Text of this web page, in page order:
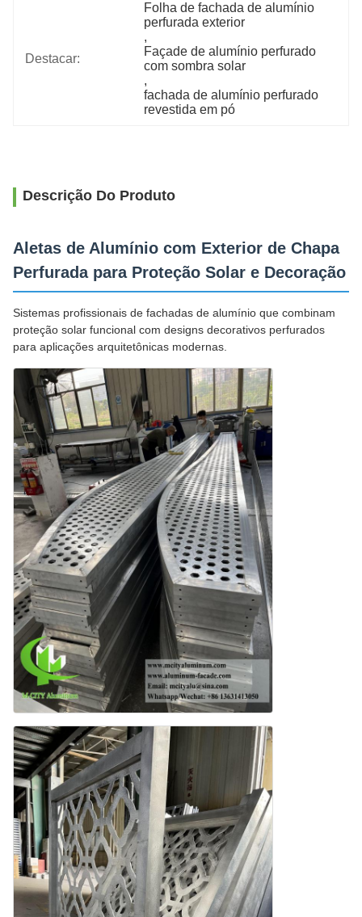
Destacar:
Folha de fachada de alumínio
perfurada exterior
,
Façade de alumínio perfurado
com sombra solar
,
fachada de alumínio perfurado
revestida em pó
Descrição Do Produto
Aletas de Alumínio com Exterior de Chapa
Perfurada para Proteção Solar e Decoração
Sistemas profissionais de fachadas de alumínio que combinam
proteção solar funcional com designs decorativos perfurados
para aplicações arquitetônicas modernas.